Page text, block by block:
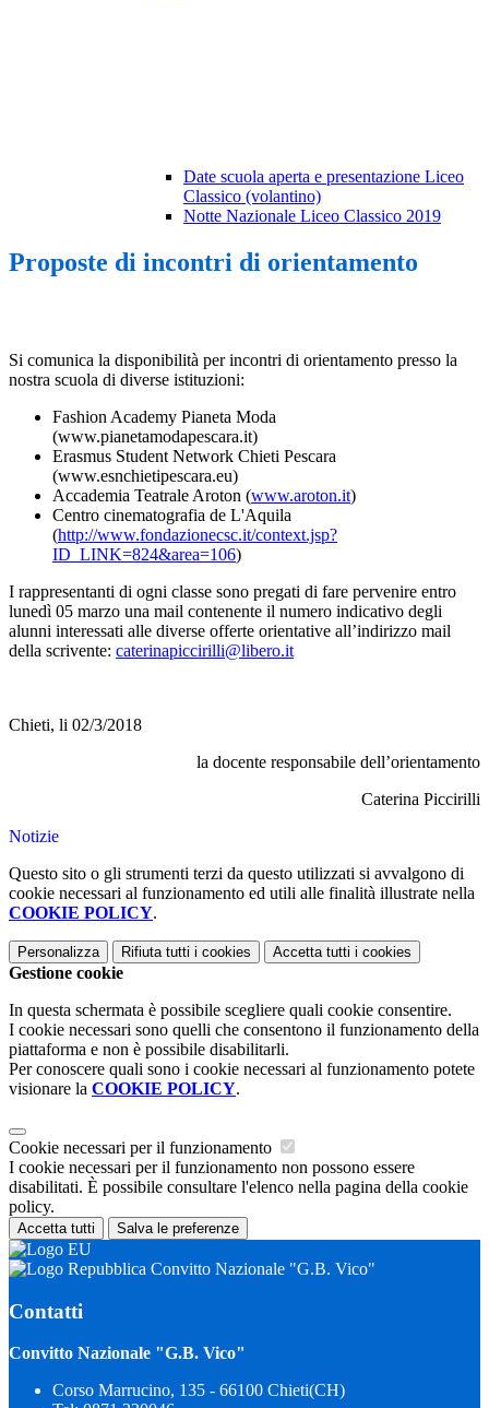
Date scuola aperta e presentazione Liceo
Classico (volantino)
Notte Nazionale Liceo Classico 2019
Proposte di incontri di orientamento
Si comunica la disponibilità per incontri di orientamento presso la
nostra scuola di diverse istituzioni:
Fashion Academy Pianeta Moda
(www.pianetamodapescara.it)
Erasmus Student Network Chieti Pescara
(www.esnchietipescara.eu)
Accademia Teatrale Aroton (www.aroton.it)
Centro cinematografia de L'Aquila
(http://www.fondazionecsc.it/context.jsp?
ID_LINK=824&area=106)
I rappresentanti di ogni classe sono pregati di fare pervenire entro
lunedì 05 marzo una mail contenente il numero indicativo degli
alunni interessati alle diverse offerte orientative all’indirizzo mail
della scrivente: caterinapiccirilli@libero.it
Chieti, li 02/3/2018
la docente responsabile dell’orientamento
Caterina Piccirilli
Notizie
Questo sito o gli strumenti terzi da questo utilizzati si avvalgono di
cookie necessari al funzionamento ed utili alle finalità illustrate nella
COOKIE POLICY.
Personalizza Rifiuta tutti i cookies Accetta tutti i cookies
Gestione cookie
In questa schermata è possibile scegliere quali cookie consentire.
I cookie necessari sono quelli che consentono il funzionamento della
piattaforma e non è possibile disabilitarli.
Per conoscere quali sono i cookie necessari al funzionamento potete
visionare la COOKIE POLICY.
Cookie necessari per il funzionamento
I cookie necessari per il funzionamento non possono essere
disabilitati. È possibile consultare l'elenco nella pagina della cookie
policy.
Accetta tutti Salva le preferenze
Convitto Nazionale "G.B. Vico"
Contatti
Convitto Nazionale "G.B. Vico"
Corso Marrucino, 135 - 66100 Chieti(CH)